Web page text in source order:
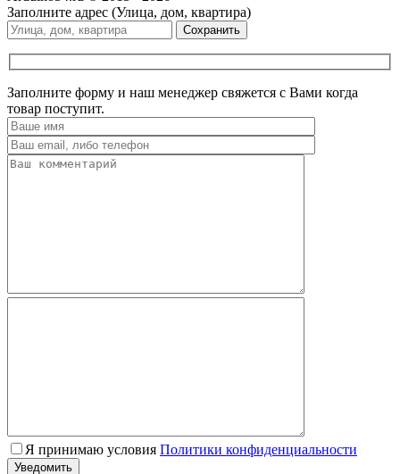
Заполните адрес (Улица, дом, квартира)
Сохранить
Заполните форму и наш менеджер свяжется с Вами когда
товар поступит.
Я принимаю условия Политики конфиденциальности